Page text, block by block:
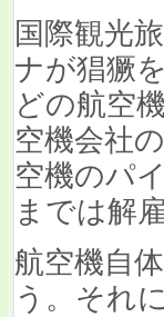
国際観光
ナが猖獗
どの航空
空機会社
空機のパ
までは解
航空機自
う。それ